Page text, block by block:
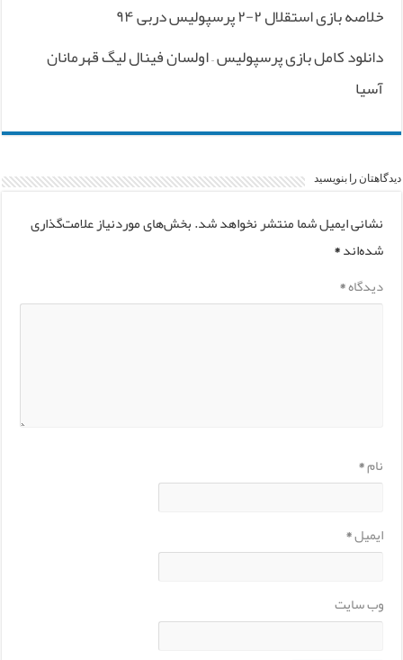
خلاصه بازی استقلال ۲-۲ پرسپولیس دربی ۹۴
دانلود کامل بازی پرسپولیس – اولسان فینال لیگ قهرمانان
آسیا
دیدگاهتان را بنویسید
نشانی ایمیل شما منتشر نخواهد شد.بخش‌های موردنیاز علامت‌گذاری
شده‌اند*
دیدگاه*
نام*
ایمیل*
وب‌ سایت